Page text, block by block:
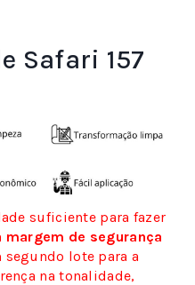
Safari 157
suficiente para fazer
margem de segurança
lote para a
na tonalidade,